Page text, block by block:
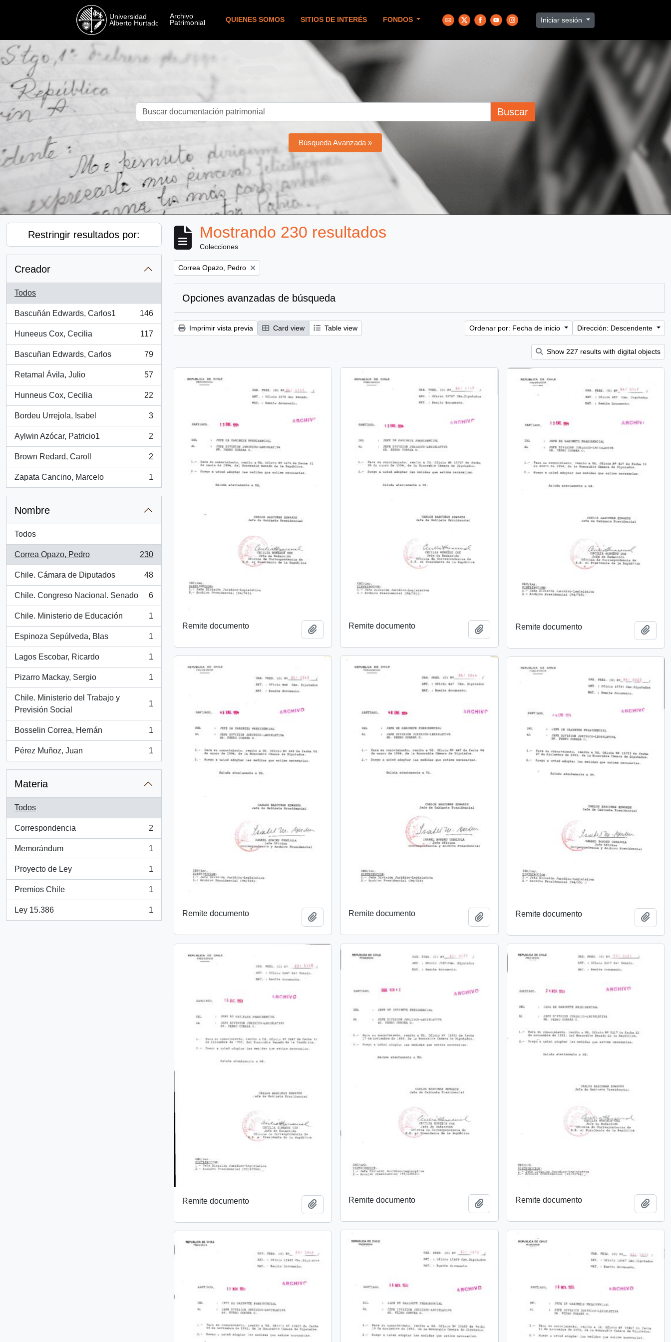
QUIENES SOMOS SITIOS DE INTERÉS FONDOS Iniciar sesión
Buscar
Búsqueda Avanzada »
Restringir resultados por:
Creador
Todos
Bascuñán Edwards, Carlos1
, 146 resultados
146
Huneeus Cox, Cecilia
, 117 resultados
117
Bascuñan Edwards, Carlos
, 79 resultados
79
Retamal Ávila, Julio
, 57 resultados
57
Hunneus Cox, Cecilia
, 22 resultados
22
Bordeu Urrejola, Isabel
, 3 resultados
3
Aylwin Azócar, Patricio1
, 2 resultados
2
Brown Redard, Caroll
, 2 resultados
2
Zapata Cancino, Marcelo
, 1 resultados
1
Nombre
Todos
Correa Opazo, Pedro
, 230 resultados
230
Chile. Cámara de Diputados
, 48 resultados
48
Chile. Congreso Nacional. Senado
, 6 resultados
6
Chile. Ministerio de Educación
, 1 resultados
1
Espinoza Sepúlveda, Blas
, 1 resultados
1
Lagos Escobar, Ricardo
, 1 resultados
1
Pizarro Mackay, Sergio
, 1 resultados
1
Chile. Ministerio del Trabajo y
Previsión Social
, 1 resultados
1
Bosselin Correa, Hernán
, 1 resultados
1
Pérez Muñoz, Juan
, 1 resultados
1
Materia
Todos
Correspondencia
, 2 resultados
2
Memorándum
, 1 resultados
1
Proyecto de Ley
, 1 resultados
1
Premios Chile
, 1 resultados
1
Ley 15.386
, 1 resultados
1
Mostrando 230 resultados
Colecciones
Remove filter:
Correa Opazo, Pedro
Opciones avanzadas de búsqueda
Imprimir vista previa Card view Table view Ordenar por: Fecha de inicio Dirección: Descendente
Show 227 results with digital objects
Remite documento Añadir al portapapeles
Remite documento Añadir al portapapeles
Remite documento
Remite documento Añadir al portapapeles
Remite documento Añadir al portapapeles
Remite documento
Remite documento Añadir al portapapeles
Remite documento Añadir al portapapeles
Remite documento